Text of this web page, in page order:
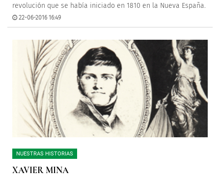
revolución que se había iniciado en 1810 en la Nueva España.
22-06-2016 16:49
NUESTRAS HISTORIAS
XAVIER MINA